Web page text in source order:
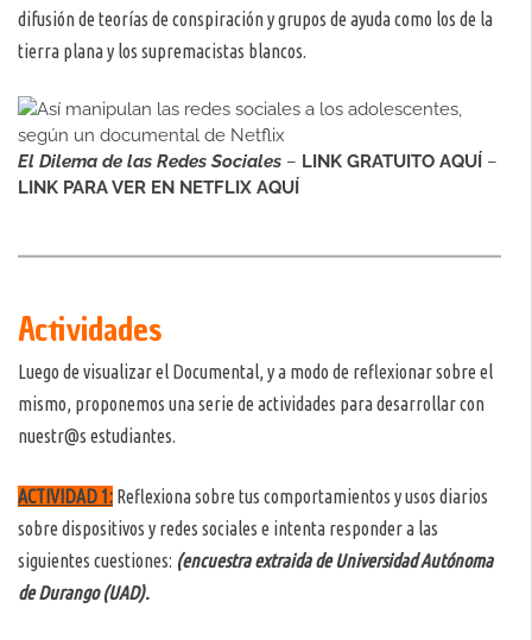
difusión de teorías de conspiración y grupos de ayuda como los de la
tierra plana y los supremacistas blancos.
El Dilema de las Redes Sociales – LINK GRATUITO AQUÍ –
LINK PARA VER EN NETFLIX AQUÍ
Actividades
Luego de visualizar el Documental, y a modo de reflexionar sobre el
mismo, proponemos una serie de actividades para desarrollar con
nuestr@s estudiantes.
ACTIVIDAD 1: Reflexiona sobre tus comportamientos y usos diarios
sobre dispositivos y redes sociales e intenta responder a las
siguientes cuestiones: (encuestra extraida de Universidad Autónoma
de Durango (UAD).